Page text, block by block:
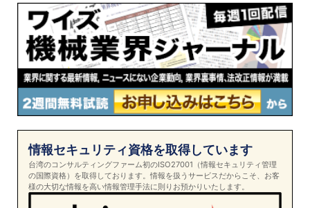
情報セキュリティ資格を取得しています
台湾のコンサルティングファーム初のISO27001（情報セキュリティ管理
の国際資格）を取得しております。情報を扱うサービスだからこそ、お客
様の大切な情報を高い情報管理手法に則りお預かりいたします。